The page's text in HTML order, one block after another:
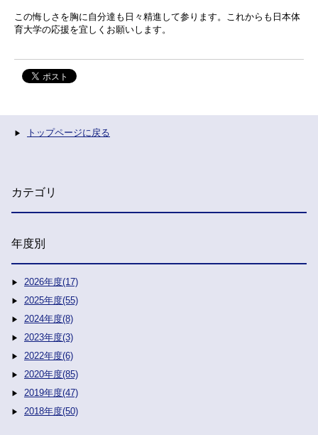
この悔しさを胸に自分達も日々精進して参ります。これからも日本体
育大学の応援を宜しくお願いします。
トップページに戻る
カテゴリ
年度別
2026年度(17)
2025年度(55)
2024年度(8)
2023年度(3)
2022年度(6)
2020年度(85)
2019年度(47)
2018年度(50)